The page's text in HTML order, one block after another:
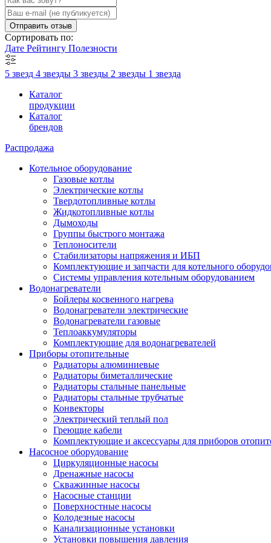
Отправить отзыв
Сортировать по:
Дате Рейтингу Полезности
5 звезд 4 звезды 3 звезды 2 звезды 1 звезда
Каталог
продукции
Каталог
брендов
Распродажа
Котельное оборудование
Газовые котлы
Электрические котлы
Твердотопливные котлы
Жидкотопливные котлы
Дымоходы
Группы быстрого монтажа
Теплоносители
Стабилизаторы напряжения и ИБП
Комплектующие и запчасти для котельного
Системы управления котельным оборудованием
Водонагреватели
Бойлеры косвенного нагрева
Водонагреватели электрические
Водонагреватели газовые
Теплоаккумуляторы
Комплектующие для водонагревателей
Приборы отопительные
Радиаторы алюминиевые
Радиаторы биметаллические
Радиаторы стальные панельные
Радиаторы стальные трубчатые
Конвекторы
Электрический теплый пол
Греющие кабели
Комплектующие и аксессуары для приборов
Насосное оборудование
Циркуляционные насосы
Дренажные насосы
Скважинные насосы
Насосные станции
Поверхностные насосы
Колодезные насосы
Канализационные установки
Установки повышения давления